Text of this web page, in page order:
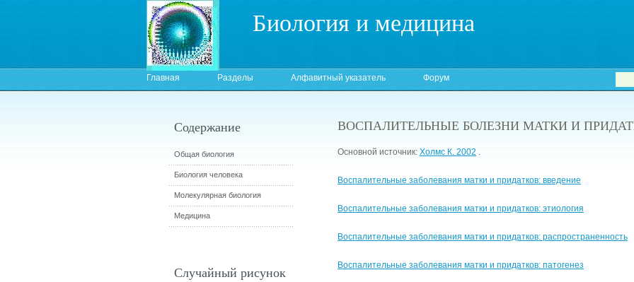
Биология и медицина
Главная Разделы Алфавитный указатель Форум
ВОСПАЛИТЕЛЬНЫЕ БОЛЕЗНИ МАТКИ И
Основной источник: Холмс К. 2002 .
Воспалительные заболевания матки и придатков: введение
Воспалительные заболевания матки и придатков: этиология
Воспалительные заболевания матки и придатков: распространенность
Воспалительные заболевания матки и придатков: патогенез
Содержание
Общая биология
Биология человека
Молекулярная биология
Медицина
Случайный рисунок